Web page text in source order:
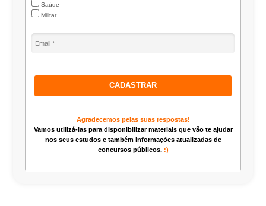
Saúde
Militar
CADASTRAR
Agradecemos pelas suas respostas!
Vamos utilizá-las para disponibilizar materiais que vão te ajudar
nos seus estudos e também informações atualizadas de
concursos públicos. :)